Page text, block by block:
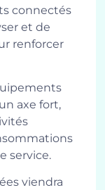
connectés
et de
renforcer
axe fort,
service.
viendra